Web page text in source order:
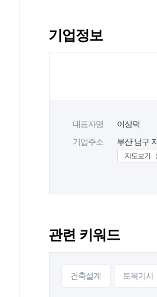
기업정보
대표자명
이상덕
기업주소
부산 남구
지도보기
관련 키워드
건축설계 토목기사